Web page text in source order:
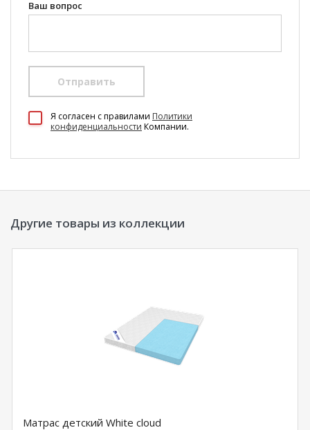
Ваш вопрос
Отправить
Я согласен c правилами Политики
конфиденциальности Компании.
Другие товары из коллекции
Матрас детский White cloud